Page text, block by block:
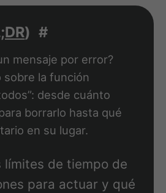
) #
mensaje por error?
sobre la función
desde cuánto
borrarlo hasta qué
en su lugar.
límites de tiempo de
para actuar y qué